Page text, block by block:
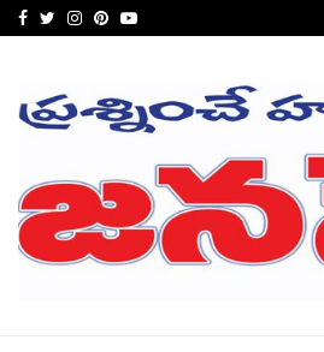
Facebook
Twitter
Instagram
Pinterest
Youtube
జనసేన తెలుగు న్యూస్ ఆంధ్రప్రదేశ్ ఈ – పేపర్,…